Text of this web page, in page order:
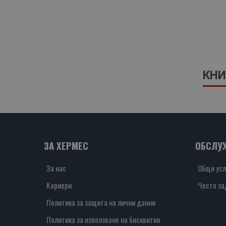
ЗА ХЕРМЕС
За нас
Кариери
Политика за защита на лични данни
Политика за използване на бисквитки
Общи
Често